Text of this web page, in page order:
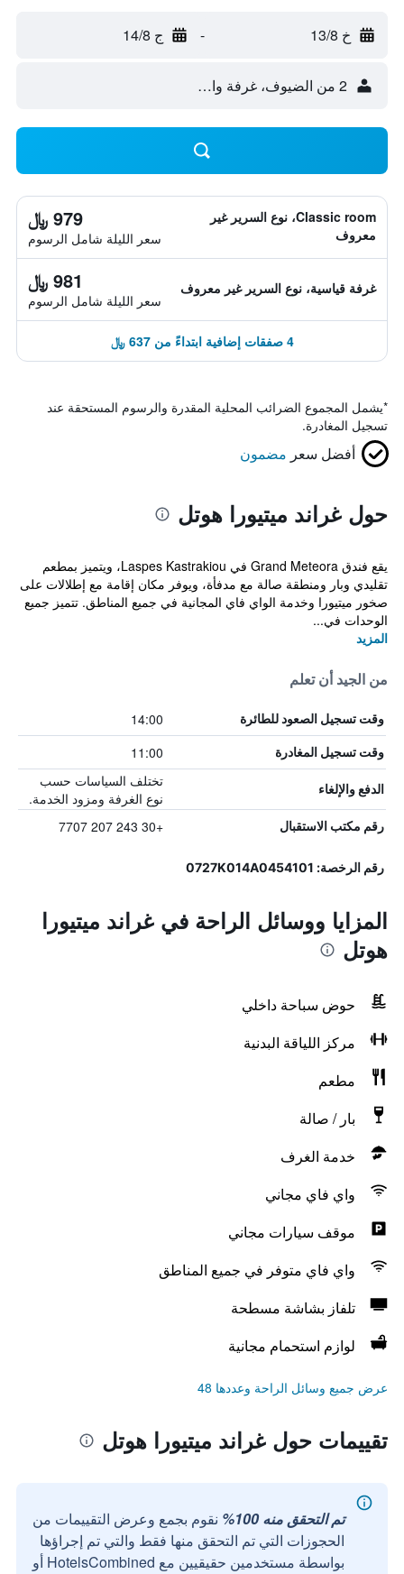
خ 13/8 - ج 14/8
2 من الضيوف، غرفة واحدة
Classic room، نوع السرير غير
معروف
979 ﷼
سعر الليلة شامل الرسوم
غرفة قياسية، نوع السرير غير معروف 981 ﷼
سعر الليلة شامل الرسوم
4 صفقات إضافية ابتداءً من 637 ﷼
*يشمل المجموع الضرائب المحلية المقدرة والرسوم المستحقة عند
تسجيل المغادرة.
أفضل سعر مضمون
حول غراند ميتيورا هوتل
يقع فندق Grand Meteora في Laspes Kastrakiou، ويتميز بمطعم
تقليدي وبار ومنطقة صالة مع مدفأة، ويوفر مكان إقامة مع إطلالات على
صخور ميتيورا وخدمة الواي فاي المجانية في جميع المناطق. تتميز جميع
الوحدات في...
المزيد
من الجيد أن تعلم
وقت تسجيل الصعود للطائرة 14:00
وقت تسجيل المغادرة 11:00
الدفع والإلغاء
تختلف السياسات حسب
نوع الغرفة ومزود الخدمة.
رقم مكتب الاستقبال +30 243 207 7707
رقم الرخصة: 0727K014A0454101
المزايا ووسائل الراحة في غراند ميتيورا
هوتل
حوض سباحة داخلي
مركز اللياقة البدنية
مطعم
بار / صالة
خدمة الغرف
واي فاي مجاني
موقف سيارات مجاني
واي فاي متوفر في جميع المناطق
تلفاز بشاشة مسطحة
لوازم استحمام مجانية
عرض جميع وسائل الراحة وعددها 48
تقييمات حول غراند ميتيورا هوتل
تم التحقق منه 100%
نقوم بجمع وعرض التقييمات من
الحجوزات التي تم التحقق منها فقط والتي تم إجراؤها
بواسطة مستخدمين حقيقيين مع HotelsCombined أو